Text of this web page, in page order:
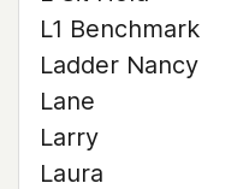
L1 Benchmark
Ladder Nancy
Lane
Larry
Laura